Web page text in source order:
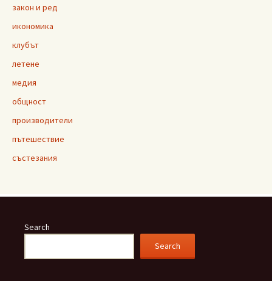
закон и ред
икономика
клубът
летене
медия
общност
производители
пътешествие
състезания
Search
Search